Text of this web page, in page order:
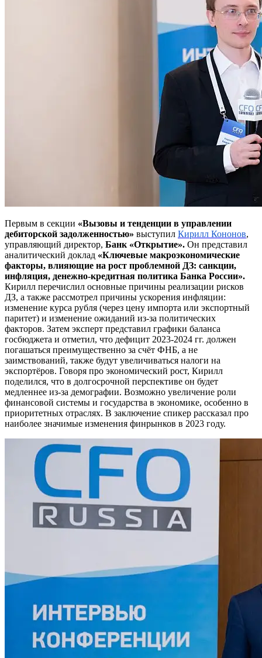
Первым в секции «Вызовы и тенденции в управлении
дебиторской задолженностью» выступил Кирилл Кононов,
управляющий директор, Банк «Открытие». Он представил
аналитический доклад «Ключевые макроэкономические
факторы, влияющие на рост проблемной ДЗ: санкции,
инфляция, денежно-кредитная политика Банка России».
Кирилл перечислил основные причины реализации рисков
ДЗ, а также рассмотрел причины ускорения инфляции:
изменение курса рубля (через цену импорта или экспортный
паритет) и изменение ожиданий из-за политических
факторов. Затем эксперт представил графики баланса
госбюджета и отметил, что дефицит 2023-2024 гг. должен
погашаться преимущественно за счёт ФНБ, а не
заимствований, также будут увеличиваться налоги на
экспортёров. Говоря про экономический рост, Кирилл
поделился, что в долгосрочной перспективе он будет
медленнее из-за демографии. Возможно увеличение роли
финансовой системы и государства в экономике, особенно в
приоритетных отраслях. В заключение спикер рассказал про
наиболее значимые изменения финрынков в 2023 году.